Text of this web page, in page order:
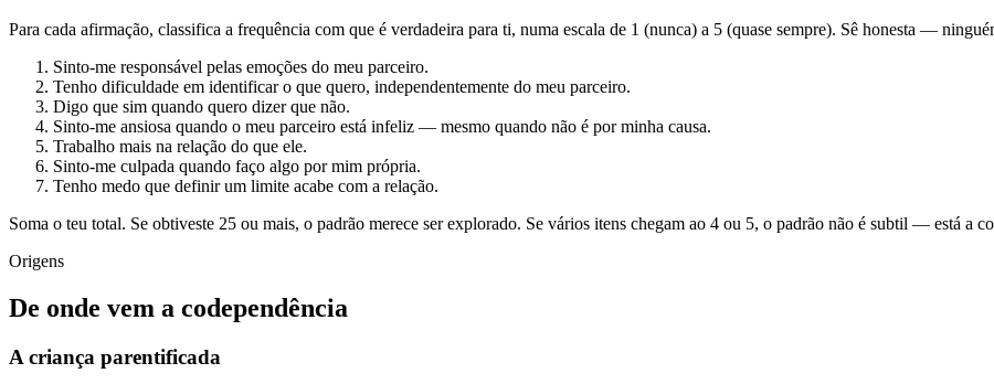
Para cada afirmação, classifica a frequência com que é verdadeira para ti, numa escala de 1 (nunca) a 5 (quase sempre). Sê honesta —
Sinto-me responsável pelas emoções do meu parceiro.
Tenho dificuldade em identificar o que quero, independentemente do meu parceiro.
Digo que sim quando quero dizer que não.
Sinto-me ansiosa quando o meu parceiro está infeliz — mesmo quando não é por minha causa.
Trabalho mais na relação do que ele.
Sinto-me culpada quando faço algo por mim própria.
Tenho medo que definir um limite acabe com a relação.
Soma o teu total. Se obtiveste 25 ou mais, o padrão merece ser explorado. Se vários itens chegam ao 4 ou 5, o padrão não é subtil — está a
Origens
De onde vem a codependência
A criança parentificada